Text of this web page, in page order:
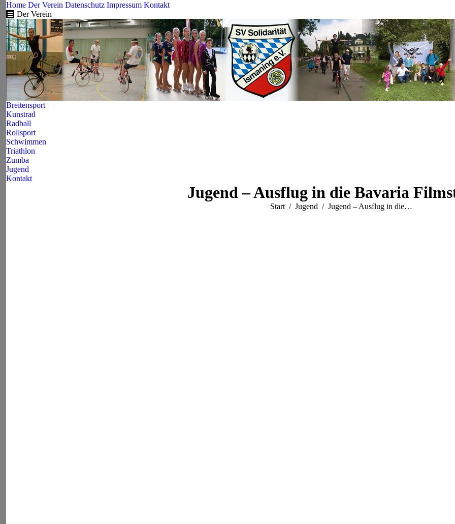
Home Der Verein Datenschutz Impressum Kontakt
Der Verein
Breitensport
Kunstrad
Radball
Rollsport
Schwimmen
Triathlon
Zumba
Jugend
Kontakt
Jugend – Ausflug in die Bavaria
Sie befinden sich hier:
Start Jugend Jugend – Ausflug in die…